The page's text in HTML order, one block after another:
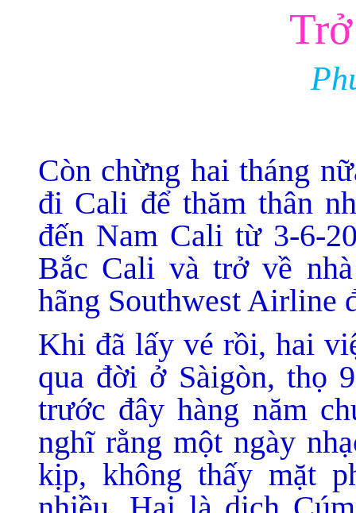
Còn chừng hai tháng
đi Cali để thăm thân
đến Nam Cali từ 3-6-
Bắc Cali và trở về
hãng Southwest Airline
Khi đã lấy vé rồi, hai
qua đời ở Sàigòn, thọ
trước đây hàng năm
nghĩ rằng một ngày
kịp, không thấy mặt